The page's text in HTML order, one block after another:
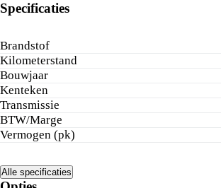
Afspraak maken
Mijn auto taxeren
Specificaties
Brandstof
Kilometerstand
Bouwjaar
Kenteken
Transmissie
BTW/Marge
Vermogen (pk)
Alle specificaties